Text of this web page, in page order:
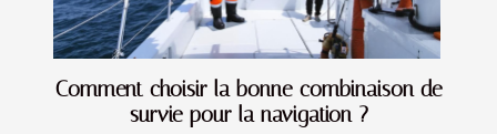
Comment choisir la bonne combinaison de
survie pour la navigation ?